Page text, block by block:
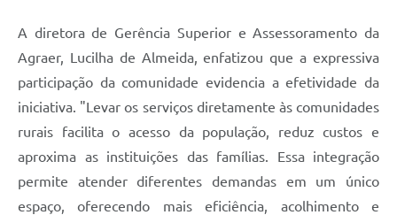
A diretora de Gerência Superior e Assessoramento da
Agraer, Lucilha de Almeida, enfatizou que a expressiva
participação da comunidade evidencia a efetividade da
iniciativa. "Levar os serviços diretamente às comunidades
rurais facilita o acesso da população, reduz custos e
aproxima as instituições das famílias. Essa integração
permite atender diferentes demandas em um único
espaço, oferecendo mais eficiência, acolhimento e